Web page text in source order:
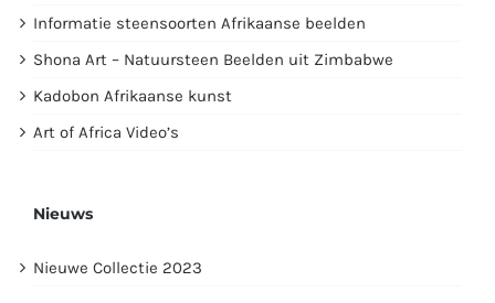
Informatie steensoorten Afrikaanse beelden
Shona Art – Natuursteen Beelden uit Zimbabwe
Kadobon Afrikaanse kunst
Art of Africa Video’s
Nieuws
Nieuwe Collectie 2023